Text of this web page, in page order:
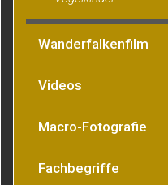
Wanderfalkenfilm
Videos
Macro-Fotografie
Fachbegriffe